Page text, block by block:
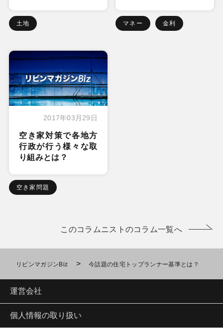
土地 マネー 金利
2017年03月29日
空き家対策で各地方
行政が行う様々な取
り組みとは？
空き家問題
このコラムニストのコラム一覧へ
リビンマガジンBiz > 今話題の住宅トップランナー基準とは？
運営会社
個人情報の取り扱い